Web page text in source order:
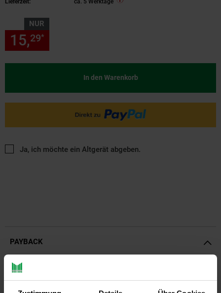
NUR
15,29*
In den Warenkorb
Ja, ich möchte ein Altgerät abgeben.
PAYBACK
Payback Punkte